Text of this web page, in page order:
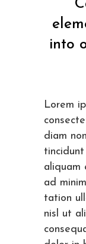
into
Lorem
diam
aliquam
ad
tation
nisl ut